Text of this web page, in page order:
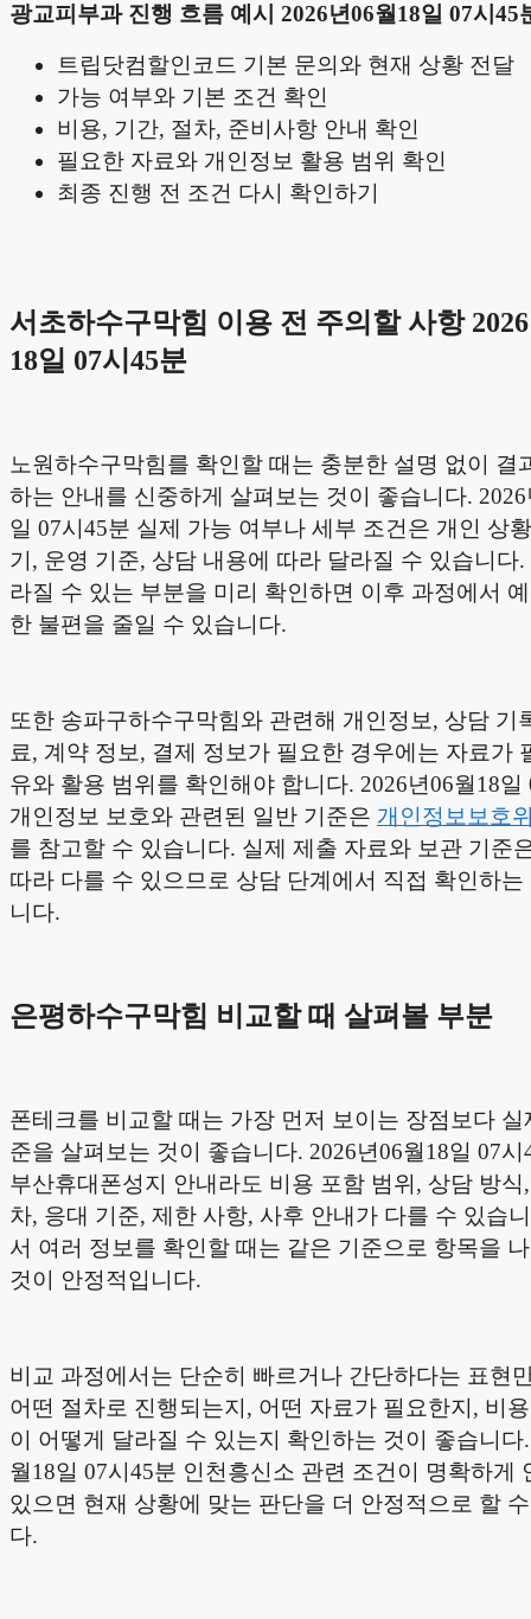
광교피부과 진행 흐름 예시 2026년06월18일 07시45
트립닷컴할인코드 기본 문의와 현재 상황 전달
가능 여부와 기본 조건 확인
비용, 기간, 절차, 준비사항 안내 확인
필요한 자료와 개인정보 활용 범위 확인
최종 진행 전 조건 다시 확인하기
서초하수구막힘 이용 전 주의할 사항
18일 07시45분
노원하수구막힘를 확인할 때는 충분한 설명 없이 결
하는 안내를 신중하게 살펴보는 것이 좋습니다. 2026
일 07시45분 실제 가능 여부나 세부 조건은 개인 상
기, 운영 기준, 상담 내용에 따라 달라질 수 있습니다
라질 수 있는 부분을 미리 확인하면 이후 과정에서
한 불편을 줄일 수 있습니다.
또한 송파구하수구막힘와 관련해 개인정보, 상담 기
료, 계약 정보, 결제 정보가 필요한 경우에는 자료가
유와 활용 범위를 확인해야 합니다. 2026년06월18일
개인정보 보호와 관련된 일반 기준은 개인정보보호
를 참고할 수 있습니다. 실제 제출 자료와 보관 기준
따라 다를 수 있으므로 상담 단계에서 직접 확인하는
니다.
은평하수구막힘 비교할 때 살펴볼 부분
폰테크를 비교할 때는 가장 먼저 보이는 장점보다 실
준을 살펴보는 것이 좋습니다. 2026년06월18일 07시
부산휴대폰성지 안내라도 비용 포함 범위, 상담 방식
차, 응대 기준, 제한 사항, 사후 안내가 다를 수 있습
서 여러 정보를 확인할 때는 같은 기준으로 항목을
것이 안정적입니다.
비교 과정에서는 단순히 빠르거나 간단하다는 표현
어떤 절차로 진행되는지, 어떤 자료가 필요한지, 비
이 어떻게 달라질 수 있는지 확인하는 것이 좋습니다
월18일 07시45분 인천흥신소 관련 조건이 명확하게
있으면 현재 상황에 맞는 판단을 더 안정적으로 할
다.